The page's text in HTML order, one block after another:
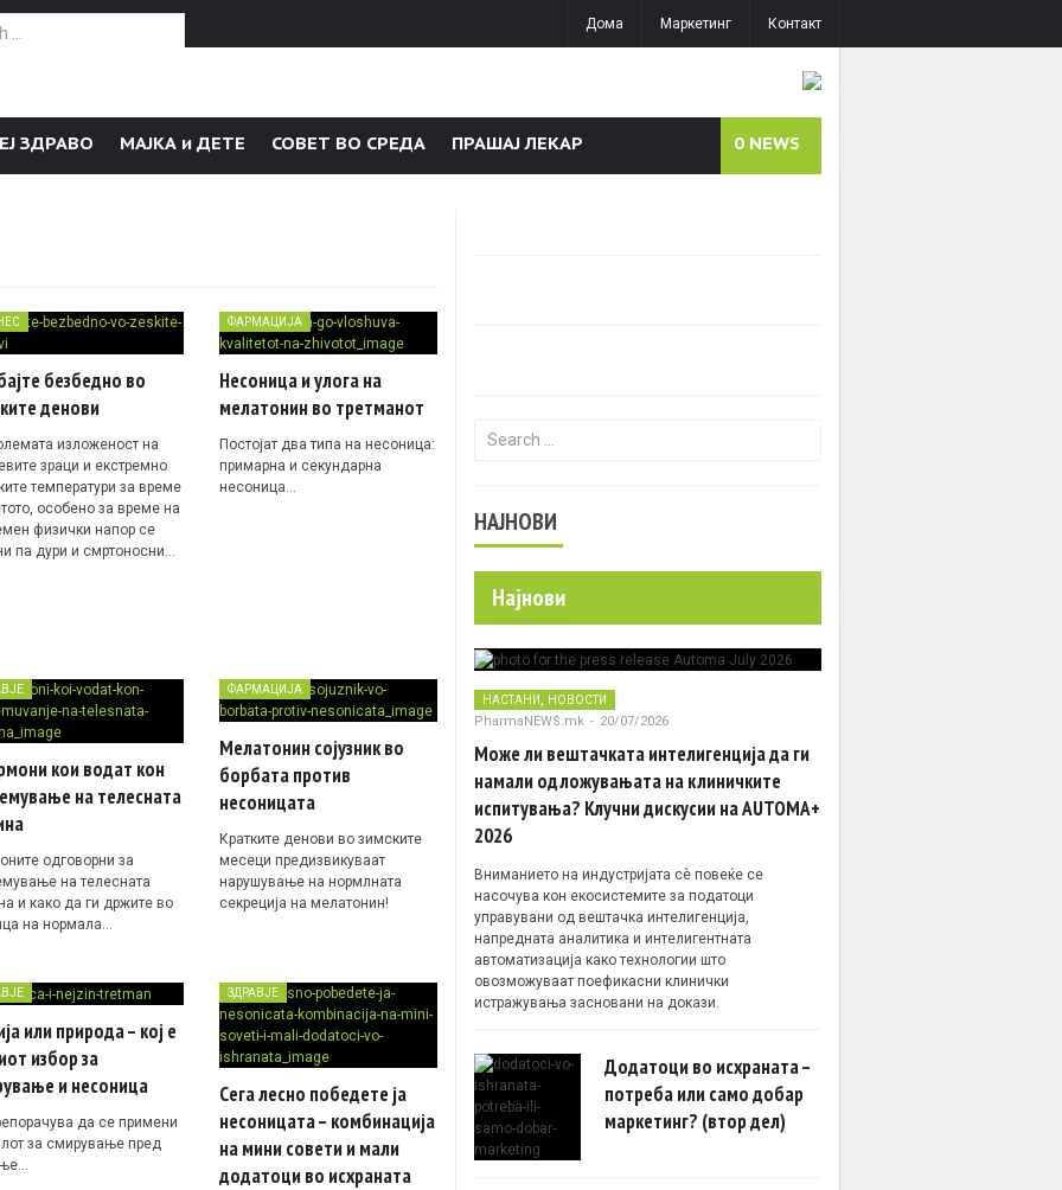
Дома Маркетинг Контакт
ЗДРАВО МАЈКА и ДЕТЕ СОВЕТ ВО СРЕДА ПРАШАЈ ЛЕКАР 0 NEWS
безбедно во
денови
изложеност на
зраци и екстремно
температури за време
особено за време на
физички напор се
па дури и смртоносни…
ФАРМАЦИЈА
Несоница и улога на
мелатонин во третманот
Постојат два типа на несоница:
примарна и секундарна
несоница…
кои водат кон
на телесната
одговорни за
на телесната
и како да ги држите во
на нормала…
ФАРМАЦИЈА
Mелатонин сојузник во
борбата против
несоницата
Кратките денови во зимските
месеци предизвикуваат
нарушување на нормлната
секреција на мелатонин!
или природа – кој е
избор за
и несоница
да се примени
за смирување пред
ЗДРАВЈЕ
Сега лесно победете ја
несоницата – комбинација
на мини совети и мали
додатоци во исхраната
Search for:
НАЈНОВИ
Најнови
НАСТАНИ НОВОСТИ
PharmaNEWS.mk - 20/07/2026
Може ли вештачката интелигенција да ги
намали одложувањата на клиничките
испитувања? Клучни дискусии на AUTOMA+
2026
Вниманието на индустријата сè повеќе се
насочува кон екосистемите за податоци
управувани од вештачка интелигенција,
напредната аналитика и интелигентната
автоматизација како технологии што
овозможуваат поефикасни клинички
истражувања засновани на докази.
Додатоци во исхраната –
потреба или само добар
маркетинг? (втор дел)